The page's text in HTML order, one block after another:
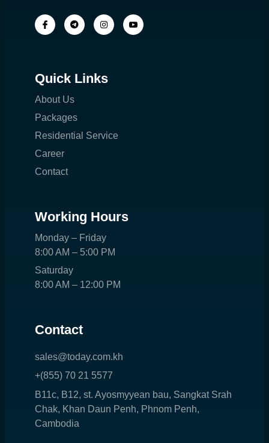
Quick Links
About Us
Packages
Residential Service
Career
Contact
Working Hours
Monday – Friday
8:00 AM – 5:00 PM
Saturday
8:00 AM – 12:00 PM
Contact
sales@today.com.kh
+(855) 70 21 5577
B11c, B12, st. Ayosmyyean bau, Sangkat Srah
Chak, Khan Daun Penh, Phnom Penh,
Cambodia